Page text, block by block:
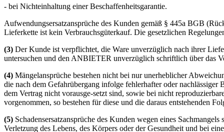
- bei Nichteinhaltung einer Beschaffenheitsgarantie.
Aufwendungsersatzansprüche des Kunden gemäß § 445a BGB
Lieferkette ist kein Verbrauchsgüterkauf. Die gesetzlichen
(3) Der Kunde ist verpflichtet, die Ware unverzüglich nach ihrer
untersuchen und den ANBIETER unverzüglich schriftlich über das
(4) Mängelansprüche bestehen nicht bei nur unerheblicher
die nach dem Gefahrübergang infolge fehlerhafter oder nachlässiger
dem Vertrag nicht vorausge-setzt sind, sowie bei nicht
vorgenommen, so bestehen für diese und die daraus entstehenden
(5) Schadensersatzansprüche des Kunden wegen eines
Verletzung des Lebens, des Körpers oder der Gesundheit und bei